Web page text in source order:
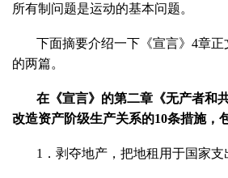
所有制问题是运动的基本问题。
下面摘要介绍一下《宣言》4章正
的两篇。
在《宣言》的第二章《无产者和
改造资产阶级生产关系的10条措施，
1．剥夺地产，把地租用于国家支